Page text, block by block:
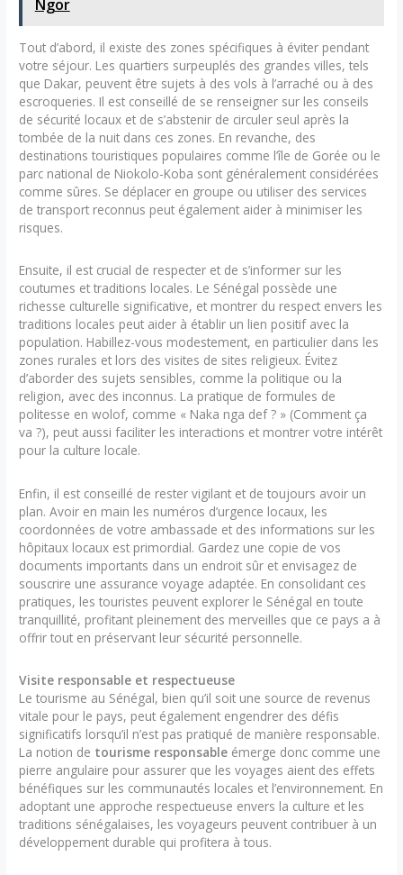
Ngor
Tout d’abord, il existe des zones spécifiques à éviter pendant
votre séjour. Les quartiers surpeuplés des grandes villes, tels
que Dakar, peuvent être sujets à des vols à l’arraché ou à des
escroqueries. Il est conseillé de se renseigner sur les conseils
de sécurité locaux et de s’abstenir de circuler seul après la
tombée de la nuit dans ces zones. En revanche, des
destinations touristiques populaires comme l’île de Gorée ou le
parc national de Niokolo-Koba sont généralement considérées
comme sûres. Se déplacer en groupe ou utiliser des services
de transport reconnus peut également aider à minimiser les
risques.
Ensuite, il est crucial de respecter et de s’informer sur les
coutumes et traditions locales. Le Sénégal possède une
richesse culturelle significative, et montrer du respect envers les
traditions locales peut aider à établir un lien positif avec la
population. Habillez-vous modestement, en particulier dans les
zones rurales et lors des visites de sites religieux. Évitez
d’aborder des sujets sensibles, comme la politique ou la
religion, avec des inconnus. La pratique de formules de
politesse en wolof, comme « Naka nga def ? » (Comment ça
va ?), peut aussi faciliter les interactions et montrer votre intérêt
pour la culture locale.
Enfin, il est conseillé de rester vigilant et de toujours avoir un
plan. Avoir en main les numéros d’urgence locaux, les
coordonnées de votre ambassade et des informations sur les
hôpitaux locaux est primordial. Gardez une copie de vos
documents importants dans un endroit sûr et envisagez de
souscrire une assurance voyage adaptée. En consolidant ces
pratiques, les touristes peuvent explorer le Sénégal en toute
tranquillité, profitant pleinement des merveilles que ce pays a à
offrir tout en préservant leur sécurité personnelle.
Visite responsable et respectueuse
Le tourisme au Sénégal, bien qu’il soit une source de revenus
vitale pour le pays, peut également engendrer des défis
significatifs lorsqu’il n’est pas pratiqué de manière responsable.
La notion de tourisme responsable émerge donc comme une
pierre angulaire pour assurer que les voyages aient des effets
bénéfiques sur les communautés locales et l’environnement. En
adoptant une approche respectueuse envers la culture et les
traditions sénégalaises, les voyageurs peuvent contribuer à un
développement durable qui profitera à tous.